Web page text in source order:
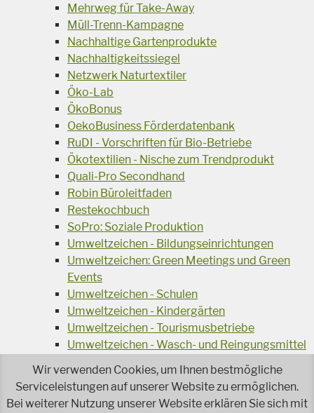
Mehrweg für Take-Away
Müll-Trenn-Kampagne
Nachhaltige Gartenprodukte
Nachhaltigkeitssiegel
Netzwerk Naturtextiler
Öko-Lab
ÖkoBonus
OekoBusiness Förderdatenbank
RuDI - Vorschriften für Bio-Betriebe
Ökotextilien - Nische zum Trendprodukt
Quali-Pro Secondhand
Robin Büroleitfaden
Restekochbuch
SoPro: Soziale Produktion
Umweltzeichen - Bildungseinrichtungen
Umweltzeichen: Green Meetings und Green
Events
Umweltzeichen - Schulen
Umweltzeichen - Kindergärten
Umweltzeichen - Tourismusbetriebe
Umweltzeichen - Wasch- und Reingungsmittel
Wiederverwendung von Elektroaltgeräten
Wasser - das Businessgetränk
Wir verwenden Cookies, um Ihnen bestmögliche
Serviceleistungen auf unserer Website zu ermöglichen.
Bei weiterer Nutzung unserer Website erklären Sie sich mit